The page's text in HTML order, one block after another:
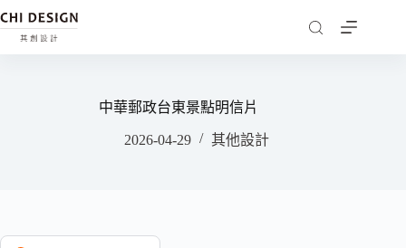
中華郵政台東景點明信片
2026-04-29 其他設計